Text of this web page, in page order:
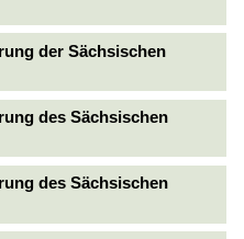
der Sächsischen
des Sächsischen
des Sächsischen